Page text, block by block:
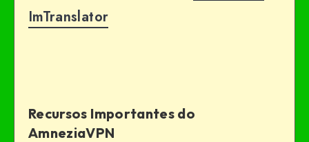
ImTranslator
Recursos Importantes do
AmneziaVPN